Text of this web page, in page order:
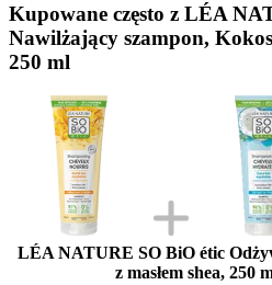
Kupowane często z LÉA
Nawilżający szampon,
250 ml
LÉA NATURE SO BiO étic
z masłem shea, 250